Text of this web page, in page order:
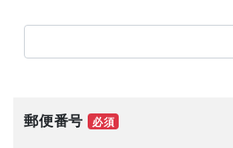
郵便番号 必須